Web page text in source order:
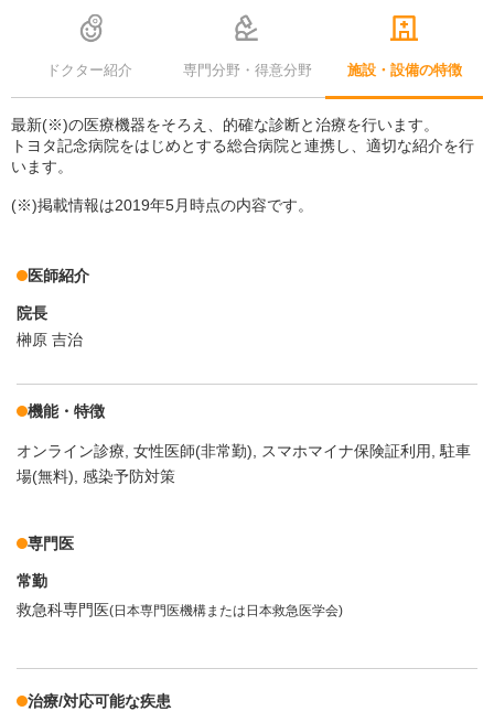
ドクター紹介 専門分野・得意分野 施設・設備の特徴
最新(※)の医療機器をそろえ、的確な診断と治療を行います。
トヨタ記念病院をはじめとする総合病院と連携し、適切な紹介を行
います。
(※)掲載情報は2019年5月時点の内容です。
医師紹介
院長
榊原 吉治
機能・特徴
オンライン診療 女性医師(非常勤) スマホマイナ保険証利用
駐車
場(無料) 感染予防対策
専門医
常勤
救急科専門医(日本専門医機構または日本救急医学会)
治療/対応可能な疾患